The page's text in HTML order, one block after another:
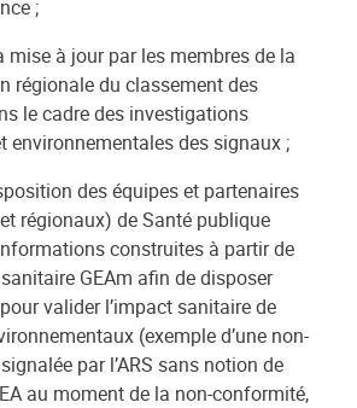
;
mise à jour par les membres de la
régionale du classement des
le cadre des investigations
environnementales des signaux ;
des équipes et partenaires
régionaux) de Santé publique
construites à partir de
GEAm afin de disposer
valider l’impact sanitaire de
(exemple d’une non-
par l’ARS sans notion de
au moment de la non-conformité,